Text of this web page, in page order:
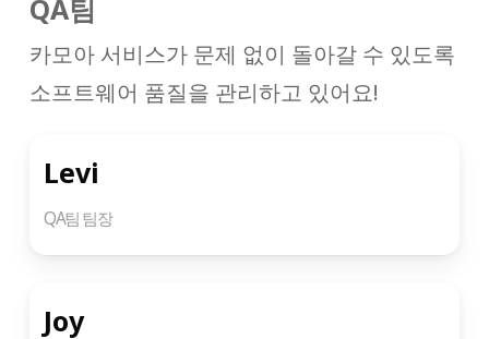
QA팀
카모아 서비스가 문제 없이 돌아갈 수 있도록
소프트웨어 품질을 관리하고 있어요!
Levi
QA팀 팀장
Joy